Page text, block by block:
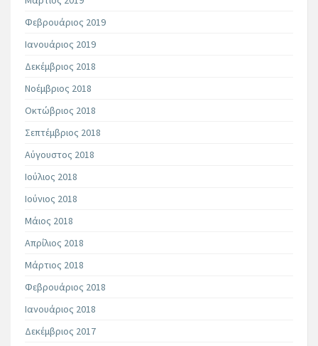
Φεβρουάριος 2019
Ιανουάριος 2019
Δεκέμβριος 2018
Νοέμβριος 2018
Οκτώβριος 2018
Σεπτέμβριος 2018
Αύγουστος 2018
Ιούλιος 2018
Ιούνιος 2018
Μάιος 2018
Απρίλιος 2018
Μάρτιος 2018
Φεβρουάριος 2018
Ιανουάριος 2018
Δεκέμβριος 2017